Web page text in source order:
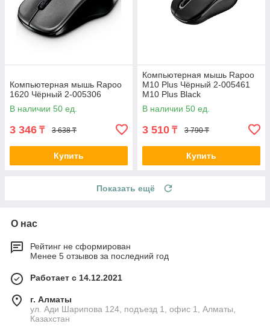
Компьютерная мышь Rapoo
1620 Чёрный 2-005306
В наличии 50 ед.
3 346 ₸ 3 638 ₸
Купить
Компьютерная мышь Rapoo
M10 Plus Чёрный 2-005461
M10 Plus Black
В наличии 50 ед.
3 510 ₸ 3 790 ₸
Купить
Показать ещё
О нас
Рейтинг не сформирован
Менее 5 отзывов за последний год
Работает с 14.12.2021
г. Алматы
ул. Ади Шарипова 124, подъезд 1, офис 1, Алматы,
Казахстан